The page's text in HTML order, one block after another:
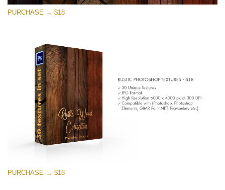
Ücretsiz indirin
PURCHASE → $18
PURCHASE → $18